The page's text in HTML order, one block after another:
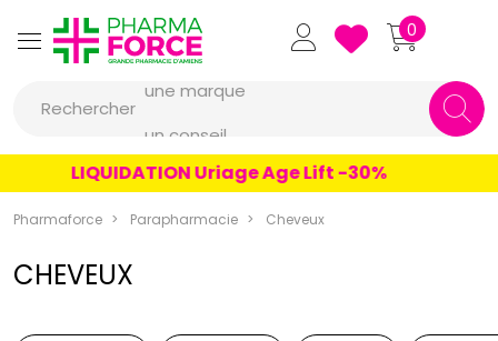
Pharmaforce Grande Pharmacie
0
Rechercher
une marque
un conseil
un produit
une marque
LIQUIDATION Uriage Age Lift -30%
Pharmaforce Parapharmacie Cheveux
CHEVEUX